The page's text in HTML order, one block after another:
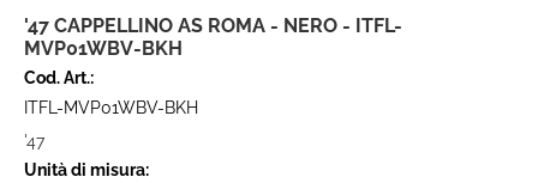
'47 CAPPELLINO AS ROMA - NERO - ITFL-
MVP01WBV-BKH
Cod. Art.:
ITFL-MVP01WBV-BKH
'47
Unità di misura: